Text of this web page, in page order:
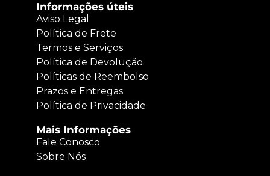
Informações úteis
Aviso Legal
Política de Frete
Termos e Serviços
Política de Devolução
Políticas de Reembolso
Prazos e Entregas
Política de Privacidade
Mais Informações
Fale Conosco
Sobre Nós